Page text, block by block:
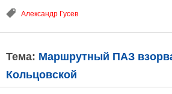
Александр Гусев
Тема: Маршрутный ПАЗ
Кольцовской